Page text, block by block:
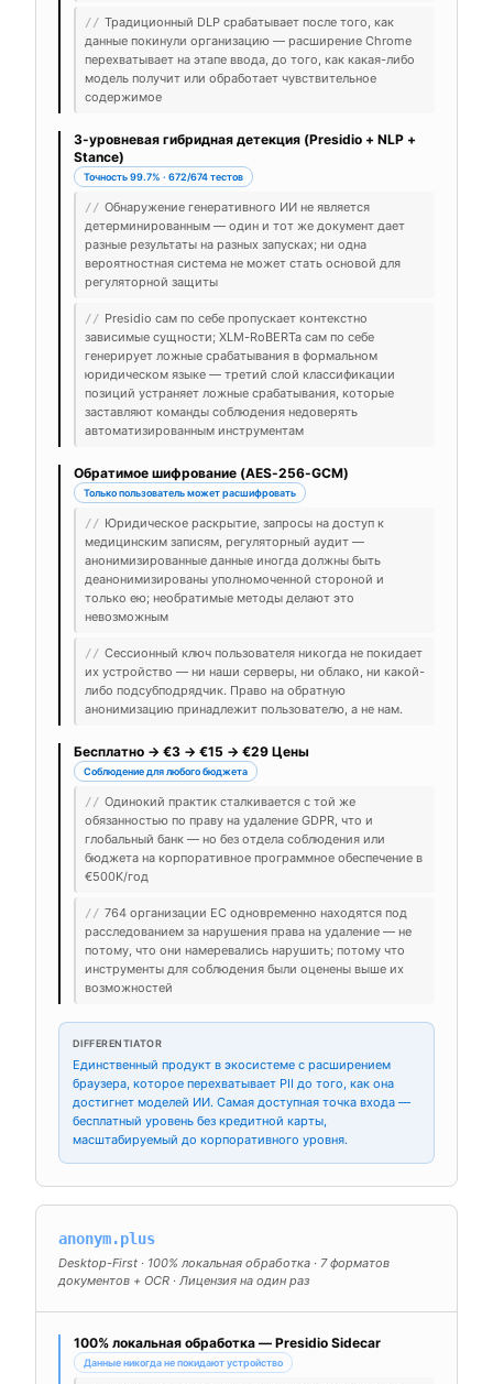
// Традиционный DLP срабатывает после того, как
данные покинули организацию — расширение Chrome
перехватывает на этапе ввода, до того, как какая-либо
модель получит или обработает чувствительное
содержимое
3-уровневая гибридная детекция (Presidio + NLP +
Stance)
Точность 99.7% · 672/674 тестов
// Обнаружение генеративного ИИ не является
детерминированным — один и тот же документ дает
разные результаты на разных запусках; ни одна
вероятностная система не может стать основой для
регуляторной защиты
// Presidio сам по себе пропускает контекстно
зависимые сущности; XLM-RoBERTa сам по себе
генерирует ложные срабатывания в формальном
юридическом языке — третий слой классификации
позиций устраняет ложные срабатывания, которые
заставляют команды соблюдения недоверять
автоматизированным инструментам
Обратимое шифрование (AES-256-GCM)
Только пользователь может расшифровать
// Юридическое раскрытие, запросы на доступ к
медицинским записям, регуляторный аудит —
анонимизированные данные иногда должны быть
деанонимизированы уполномоченной стороной и
только ею; необратимые методы делают это
невозможным
// Сессионный ключ пользователя никогда не покидает
их устройство — ни наши серверы, ни облако, ни какой-
либо подсубподрядчик. Право на обратную
анонимизацию принадлежит пользователю, а не нам.
Бесплатно → €3 → €15 → €29 Цены
Соблюдение для любого бюджета
// Одинокий практик сталкивается с той же
обязанностью по праву на удаление GDPR, что и
глобальный банк — но без отдела соблюдения или
бюджета на корпоративное программное обеспечение в
€500K/год
// 764 организации ЕС одновременно находятся под
расследованием за нарушения права на удаление — не
потому, что они намеревались нарушить; потому что
инструменты для соблюдения были оценены выше их
возможностей
DIFFERENTIATOR
Единственный продукт в экосистеме с расширением
браузера, которое перехватывает PII до того, как она
достигнет моделей ИИ. Самая доступная точка входа —
бесплатный уровень без кредитной карты,
масштабируемый до корпоративного уровня.
anonym.plus
Desktop-First · 100% локальная обработка · 7 форматов
документов + OCR · Лицензия на один раз
100% локальная обработка — Presidio Sidecar
Данные никогда не покидают устройство